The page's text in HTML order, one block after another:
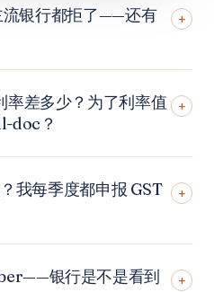
流银行都拒了——还有
+
差多少？为了利率值
doc？
+
我每季度都申报 GST
+
银行是不是看到
+